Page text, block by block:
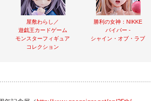
屋敷わらし／
遊戯王カードゲーム
モンスターフィギュア
コレクション
勝利の女神：NIKKE
バイパー -
シャイン・オブ・ラブ